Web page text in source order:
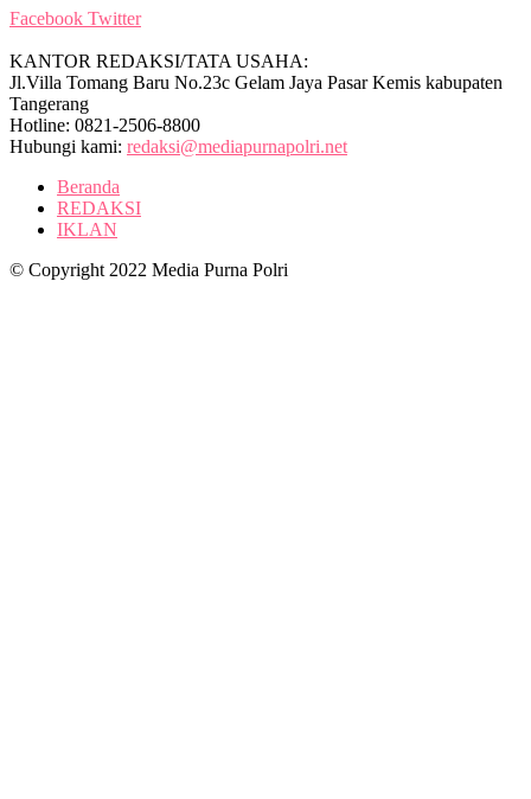
Facebook Twitter
KANTOR REDAKSI/TATA USAHA:
Jl.Villa Tomang Baru No.23c Gelam Jaya Pasar Kemis kabupaten
Tangerang
Hotline: 0821-2506-8800
Hubungi kami: redaksi@mediapurnapolri.net
Beranda
REDAKSI
IKLAN
© Copyright 2022 Media Purna Polri